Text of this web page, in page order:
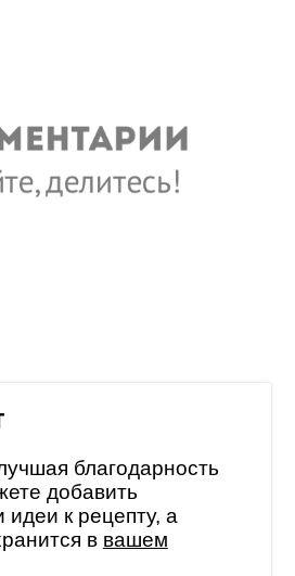
благодарность
добавить
к рецепту, а
в вашем